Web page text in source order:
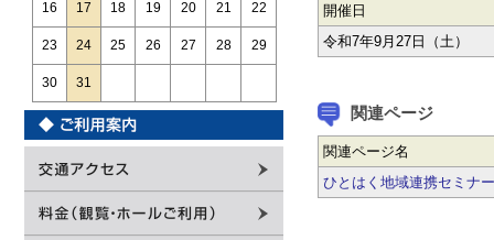
16 17 18 19 20 21 22
23 24 25 26 27 28 29
30 31
開催日
令和7年9月27日（土）
関連ページ
関連ページ名
ひとはく地域連携セミナー